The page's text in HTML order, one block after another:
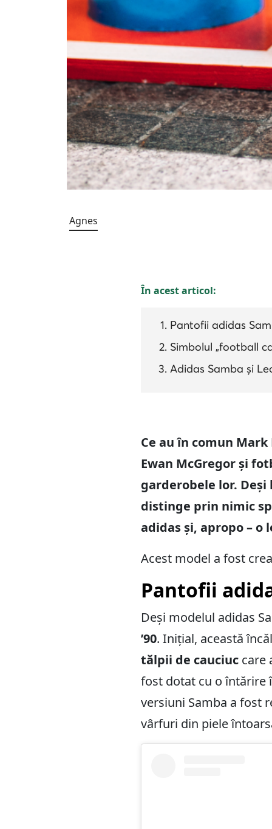
Agnes
În acest articol:
Pantofii adidas
Simbolul „football
Adidas Samba și
Ce au în comun
Ewan McGregor și
garderobele lor.
distinge prin nimic
adidas și, apropo – o
Acest model a fost
Pantofii
Deși modelul adidas
’90. Inițial, această
tălpii de cauciuc care
fost dotat cu o întărire
versiuni Samba a fost
vârfuri din piele